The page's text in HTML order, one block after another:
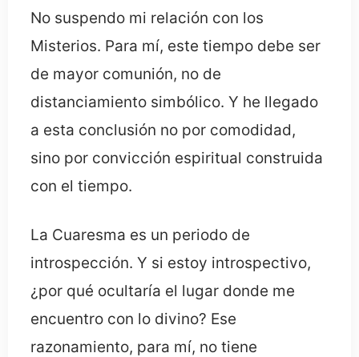
No suspendo mi relación con los
Misterios. Para mí, este tiempo debe ser
de mayor comunión, no de
distanciamiento simbólico. Y he llegado
a esta conclusión no por comodidad,
sino por convicción espiritual construida
con el tiempo.
La Cuaresma es un periodo de
introspección. Y si estoy introspectivo,
¿por qué ocultaría el lugar donde me
encuentro con lo divino? Ese
razonamiento, para mí, no tiene